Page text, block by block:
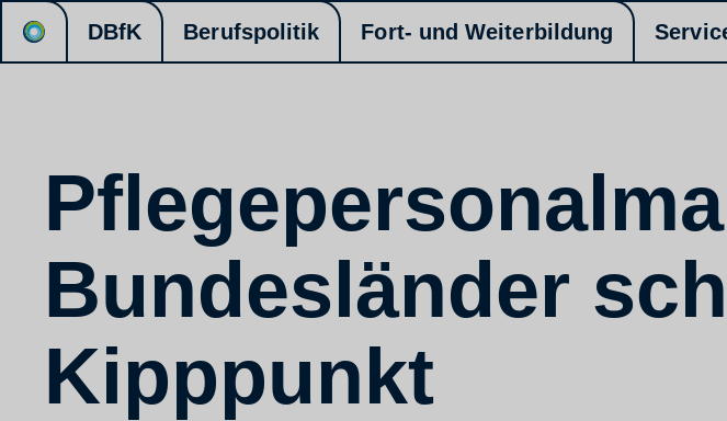
DBfK Berufspolitik Fort- und Weiterbildung
Bundesländer
Kipppunkt